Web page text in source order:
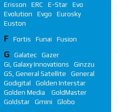
Erisson
ERC E-Star
Evo
Evolution
Evgo
Eurosky
Euston
F Fortis Funai Fusion
G Galatec
Gazer
Gi, Galaxy Innovations
Ginzzu
GS, General Satellite
General
Godigital
Golden Interstar
Golden Media
GoldMaster
Goldstar
Gmini Globo